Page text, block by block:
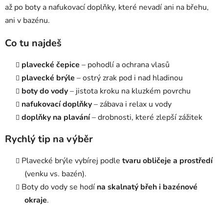
až po boty a nafukovací doplňky, které nevadí ani na břehu,
ani v bazénu.
Co tu najdeš
plavecké čepice – pohodlí a ochrana vlasů
plavecké brýle – ostrý zrak pod i nad hladinou
boty do vody– jistota kroku na kluzkém povrchu
nafukovací doplňky– zábava i relax u vody
doplňky na plavání– drobnosti, které zlepší zážitek
Rychlý tip na výběr
Plavecké brýle vybírej podle tvaru obličeje a prostředí
(venku vs. bazén).
Boty do vody se hodí na skalnatý břeh i bazénové
okraje.